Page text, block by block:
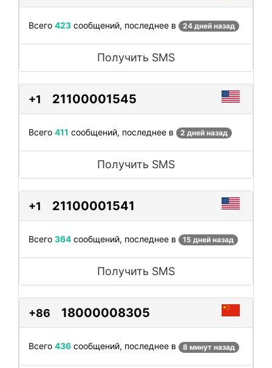
Всего 423 сообщений, последнее в 24 дней назад
Получить SMS
+1 21100001545
Всего 411 сообщений, последнее в 2 дней назад
Получить SMS
+1 21100001541
Всего 364 сообщений, последнее в 15 дней назад
Получить SMS
+86 18000008305
Всего 436 сообщений, последнее в 8 минут назад